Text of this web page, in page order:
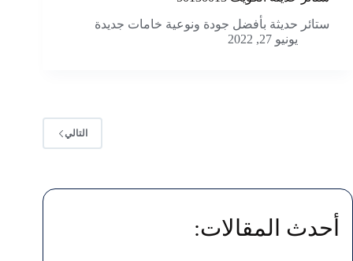
ستائر حديثة بأفضل جودة ونوعية خامات جديدة
يونيو 27, 2022
التالي
أحدث المقالات: